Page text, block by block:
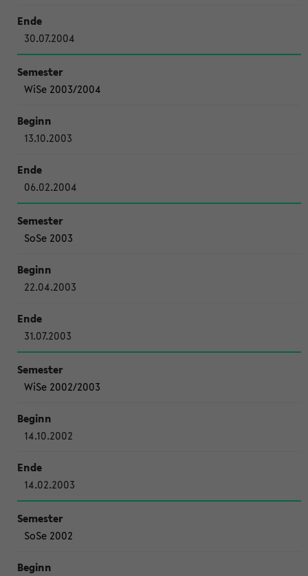
30.07.2004
WiSe 2003/2004
13.10.2003
06.02.2004
SoSe 2003
22.04.2003
31.07.2003
WiSe 2002/2003
14.10.2002
14.02.2003
SoSe 2002